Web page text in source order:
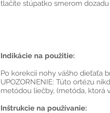
tlačíte stúpatko smerom
Indikácie na použitie:
Po korekcii nohy vášho dieťaťa
UPOZORNENIE: Túto ortézu
metódou liečby, (metóda, ktorá
Inštrukcie na používanie: